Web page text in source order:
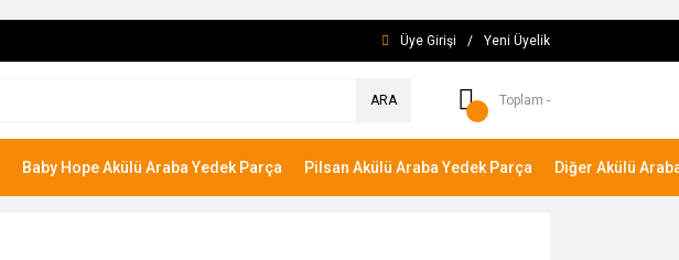
Üye Girişi / Yeni Üyelik
ARA Toplam -
Baby Hope Akülü Araba Yedek Parça Pilsan Akülü Araba Yedek Parça Diğer Akülü